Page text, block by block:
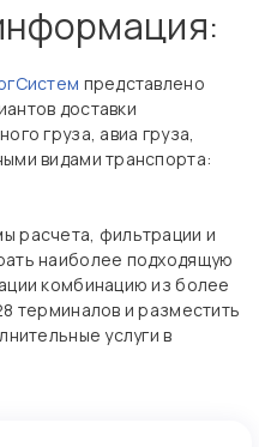
представлено
доставки
груза, авиа груза,
видами транспорта:
расчета, фильтрации и
наиболее подходящую
комбинацию из более
терминалов и разместить
услуги в